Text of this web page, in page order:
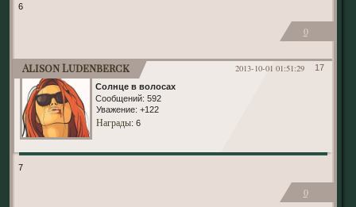
6
0
17
2013-10-01 01:51:29
Alison Ludenberck
Солнце в волосах
Сообщений: 592
Уважение: +122
Награды: 6
7
0